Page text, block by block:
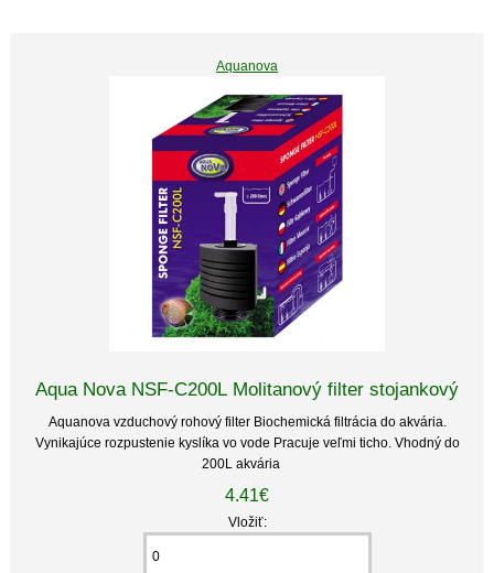
Aquanova
Aqua Nova NSF-C200L Molitanový filter stojankový
Aquanova vzduchový rohový filter Biochemická filtrácia do akvária.
Vynikajúce rozpustenie kyslíka vo vode Pracuje veľmi ticho. Vhodný do
200L akvária
4.41€
Vložiť: